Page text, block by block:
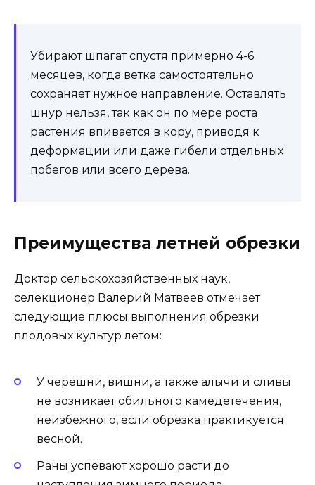
Убирают шпагат спустя примерно 4-6
месяцев, когда ветка самостоятельно
сохраняет нужное направление. Оставлять
шнур нельзя, так как он по мере роста
растения впивается в кору, приводя к
деформации или даже гибели отдельных
побегов или всего дерева.
Преимущества летней обрезки
Доктор сельскохозяйственных наук,
селекционер Валерий Матвеев отмечает
следующие плюсы выполнения обрезки
плодовых культур летом:
У черешни, вишни, а также алычи и сливы
не возникает обильного камедетечения,
неизбежного, если обрезка практикуется
весной.
Раны успевают хорошо расти до